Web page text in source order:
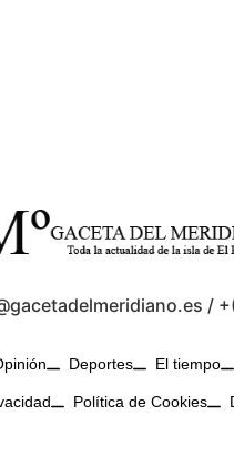
/
Deportes El tiempo
Política de Cookies